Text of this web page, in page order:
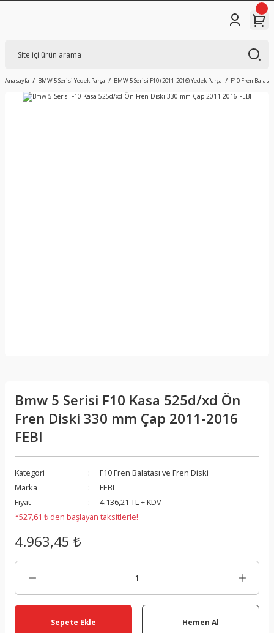
Anasayfa BMW 5 Serisi Yedek Parça BMW 5 Serisi F10 (2011-2016) Yedek Parça F10 Fren
Bmw 5 Serisi F10 Kasa 525d/xd Ön
Fren Diski 330 mm Çap 2011-2016
FEBI
Kategori
F10 Fren Balatası ve Fren Diski
Marka
FEBI
Fiyat
4.136,21 TL + KDV
*527,61 ₺ den başlayan taksitlerle!
4.963,45 ₺
Sepete Ekle Hemen Al